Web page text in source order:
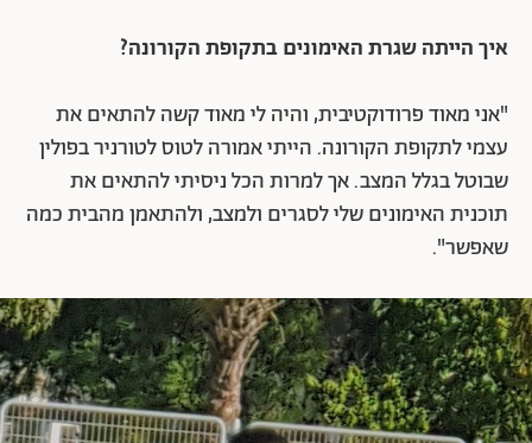
איך הייתה שגרת האימונים בתקופת הקורונה?
"אני מאוד פרודוקטיבית, והיה לי מאוד קשה להתאים את
עצמי לתקופת הקורונה. הייתי אמורה לטוס לטורניר בפולין
שבוטל בגלל המצב. אך למרות הכל ניסיתי להתאים את
תוכנית האימונים שלי לסגרים ולמצב, ולהתאמן מהבית כמה
שאפשר".